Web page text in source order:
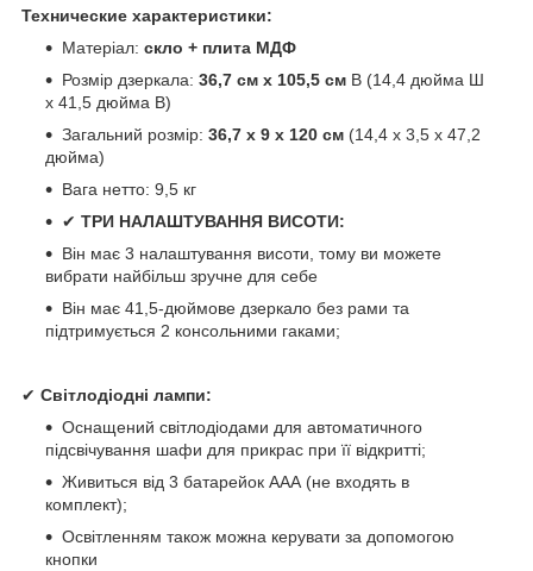
Технические характеристики:
Матеріал: скло + плита МДФ
Розмір дзеркала: 36,7 см x 105,5 см В (14,4 дюйма Ш
x 41,5 дюйма В)
Загальний розмір: 36,7 x 9 x 120 см (14,4 x 3,5 x 47,2
дюйма)
Вага нетто: 9,5 кг
✔ ТРИ НАЛАШТУВАННЯ ВИСОТИ:
Він має 3 налаштування висоти, тому ви можете
вибрати найбільш зручне для себе
Він має 41,5-дюймове дзеркало без рами та
підтримується 2 консольними гаками;
✔ Світлодіодні лампи:
Оснащений світлодіодами для автоматичного
підсвічування шафи для прикрас при її відкритті;
Живиться від 3 батарейок ААА (не входять в
комплект);
Освітленням також можна керувати за допомогою
кнопки